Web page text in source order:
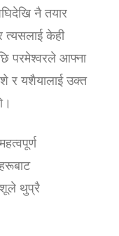
नै तयार
त्यसलाई केही
परमेश्‍वरले आफ्ना
र यशैयालाई उक्त
थुप्रै